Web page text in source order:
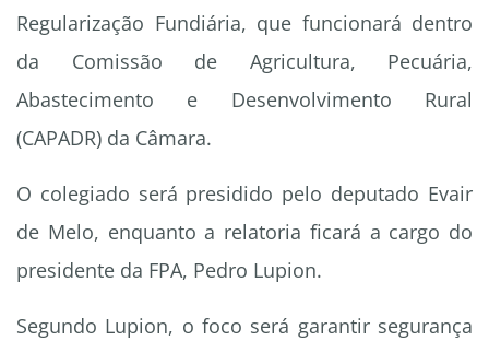
Regularização Fundiária, que funcionará dentro
da Comissão de Agricultura, Pecuária,
Abastecimento e Desenvolvimento Rural
(CAPADR) da Câmara.
O colegiado será presidido pelo deputado Evair
de Melo, enquanto a relatoria ficará a cargo do
presidente da FPA, Pedro Lupion.
Segundo Lupion, o foco será garantir segurança